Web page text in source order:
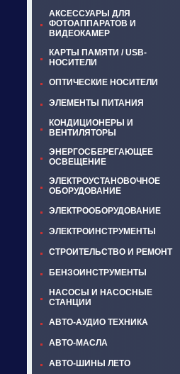
АКСЕССУАРЫ ДЛЯ
ФОТОАППАРАТОВ И
ВИДЕОКАМЕР
КАРТЫ ПАМЯТИ / USB-
НОСИТЕЛИ
ОПТИЧЕСКИЕ НОСИТЕЛИ
ЭЛЕМЕНТЫ ПИТАНИЯ
КОНДИЦИОНЕРЫ И
ВЕНТИЛЯТОРЫ
ЭНЕРГОСБЕРЕГАЮЩЕЕ
ОСВЕЩЕНИЕ
ЭЛЕКТРОУСТАНОВОЧНОЕ
ОБОРУДОВАНИЕ
ЭЛЕКТРООБОРУДОВАНИЕ
ЭЛЕКТРОИНСТРУМЕНТЫ
СТРОИТЕЛЬСТВО И РЕМОНТ
БЕНЗОИНСТРУМЕНТЫ
НАСОСЫ И НАСОСНЫЕ
СТАНЦИИ
АВТО-АУДИО ТЕХНИКА
АВТО-МАСЛА
АВТО-ШИНЫ ЛЕТО